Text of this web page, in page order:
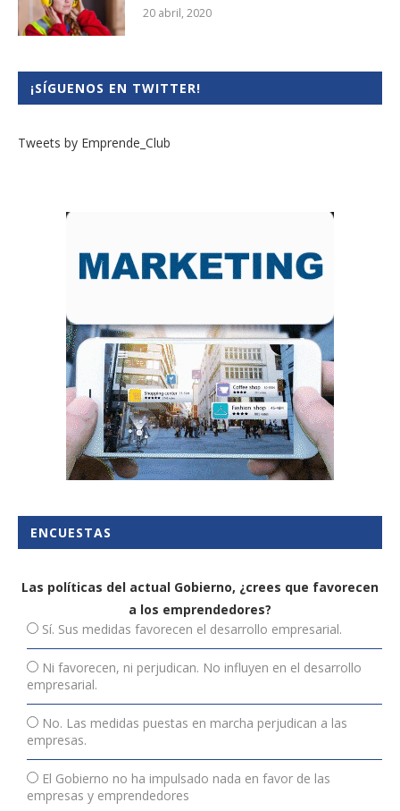
20 abril, 2020
¡SÍGUENOS EN TWITTER!
Tweets by Emprende_Club
ENCUESTAS
Las políticas del actual Gobierno, ¿crees que favorecen
a los emprendedores?
Sí. Sus medidas favorecen el desarrollo empresarial.
Ni favorecen, ni perjudican. No influyen en el desarrollo
empresarial.
No. Las medidas puestas en marcha perjudican a las
empresas.
El Gobierno no ha impulsado nada en favor de las
empresas y emprendedores